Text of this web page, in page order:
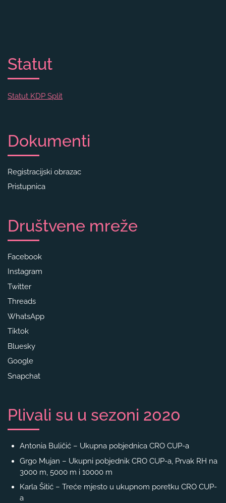
Statut
Statut KDP Split
Dokumenti
Registracijski obrazac
Pristupnica
Društvene mreže
Facebook
Instagram
Twitter
Threads
WhatsApp
Tiktok
Bluesky
Google
Snapchat
Plivali su u sezoni 2020
Antonia Buličić – Ukupna pobjednica CRO CUP-a
Grgo Mujan – Ukupni pobjednik CRO CUP-a, Prvak RH na
3000 m, 5000 m i 10000 m
Karla Šitić – Treće mjesto u ukupnom poretku CRO CUP-
a